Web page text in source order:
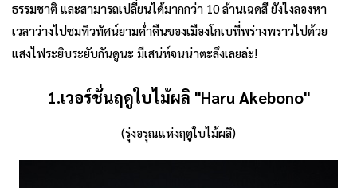
ธรรมชาติ และสามารถเปลี่ยนได้มากกว่า 10 ล้านเฉดสี ยังไงลองหา
เวลาว่างไปชมทิวทัศน์ยามค่ำคืนของเมืองโกเบที่พร่างพราวไปด้วย
แสงไฟระยิบระยับกันดูนะ มีเสน่ห์จนน่าตะลึงเลยล่ะ!
1.เวอร์ชั่นฤดูใบไม้ผลิ "Haru Akebono"
(รุ่งอรุณแห่งฤดูใบไม้ผลิ)